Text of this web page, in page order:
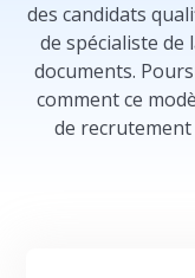
des candidats
de spécialiste
documents.
comment ce
de